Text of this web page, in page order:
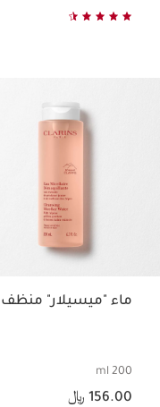
ماء "ميسيلار" منظف
200 ml
السعر الحالي هو 156.00 ﷼
156.00 ﷼